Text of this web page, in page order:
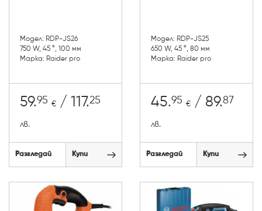
Модел: RDP-JS26
750 W, 45 °, 100 мм
Марка: Raider pro
59.95 € / 117.25
лв.
Разгледай Купи
Модел: RDP-JS25
650 W, 45 °, 80 мм
Марка: Raider pro
45.95 € / 89.87
лв.
Разгледай Купи